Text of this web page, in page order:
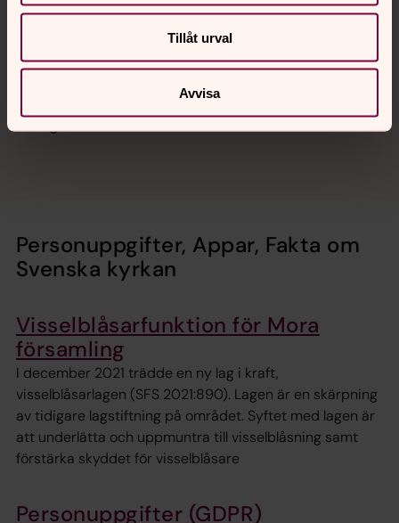
Tillåt urval
Avvisa
Kyrkogårdarna i Mora församling
Kyrkogårdsförvaltning omfattar sammanlagt 6st
kyrkogårdar och 2st begravningsplatser. Vackra
kyrkogårdar i VR! (Virtuell verklighet) se dig runt om i
Personuppgifter, Appar, Fakta om
Svenska kyrkan
Visselblåsarfunktion för Mora
församling
I december 2021 trädde en ny lag i kraft,
visselblåsarlagen (SFS 2021:890). Lagen är en skärpning
av tidigare lagstiftning på området. Syftet med lagen är
att underlätta och uppmuntra till visselblåsning samt
förstärka skyddet för visselblåsare
Personuppgifter (GDPR)